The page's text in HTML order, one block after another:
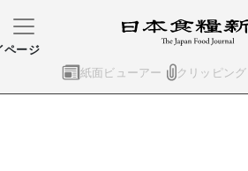
紙面ビューアー クリッピング
ページ